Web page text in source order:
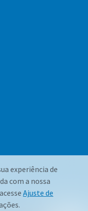
experiência de
com a nossa
Ajuste de